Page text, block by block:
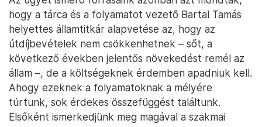
hogy a tárca és a folyamatot vezető Bartal Tamás
helyettes államtitkár alapvetése az, hogy az
útdíjbevételek nem csökkenhetnek – sőt, a
következő években jelentős növekedést remél az
állam –, de a költségeknek érdemben apadniuk kell.
Ahogy ezeknek a folyamatoknak a mélyére
túrtunk, sok érdekes összefüggést találtunk.
Elsőként ismerkedjünk meg magával a szakmai